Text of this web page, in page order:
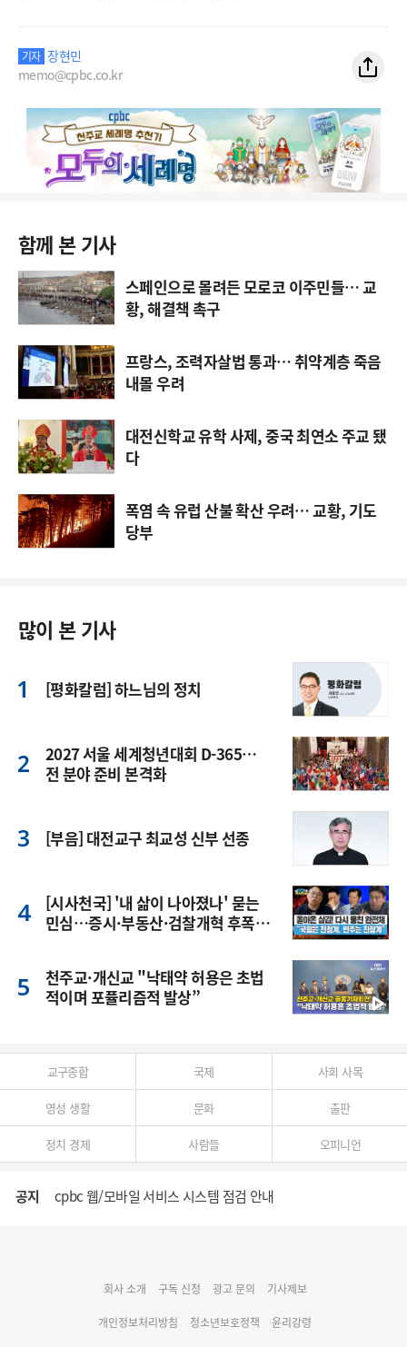
기자 장현민
memo@cpbc.co.kr
함께 본 기사
스페인으로 몰려든 모로코 이주민들… 교
황, 해결책 촉구
프랑스, 조력자살법 통과… 취약계층 죽음
내몰 우려
대전신학교 유학 사제, 중국 최연소 주교 됐
다
폭염 속 유럽 산불 확산 우려… 교황, 기도
당부
많이 본 기사
[평화칼럼] 하느님의 정치
2027 서울 세계청년대회 D-365…
전 분야 준비 본격화
[부음] 대전교구 최교성 신부 선종
[시사천국] '내 삶이 나아졌나' 묻는
민심…증시·부동산·검찰개혁 후폭
천주교·개신교 "낙태약 허용은 초법
적이며 포퓰리즘적 발상”
교구종합 국제 사회 사목
영성 생활 문화 출판
정치 경제 사람들 오피니언
공지 cpbc 웹/모바일 서비스 시스템 점검 안내
명동 미디어큐브 & 1898 미디어월 공모전 수상작 발표
회사 소개 구독 신청 광고 문의 기사제보
개인정보처리방침 청소년보호정책 윤리강령